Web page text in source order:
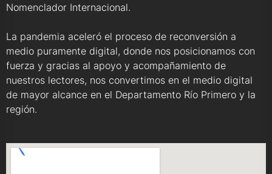
Nomenclador Internacional.
La pandemia aceleró el proceso de reconversión a
medio puramente digital, donde nos posicionamos con
fuerza y gracias al apoyo y acompañamiento de
nuestros lectores, nos convertimos en el medio digital
de mayor alcance en el Departamento Río Primero y la
región.